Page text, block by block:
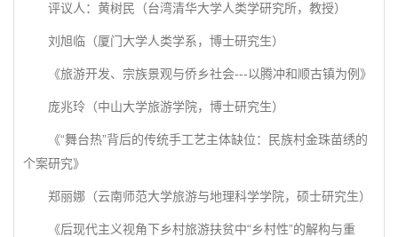
评议人：黄树民（台湾清华大学人类学研究所，教授）
刘旭临（厦门大学人类学系，博士研究生）
《旅游开发、宗族景观与侨乡社会---以腾冲和顺古镇为例》
庞兆玲（中山大学旅游学院，博士研究生）
《“舞台热”背后的传统手工艺主体缺位：民族村金珠苗绣的
个案研究》
郑丽娜（云南师范大学旅游与地理科学学院，硕士研究生）
《后现代主义视角下乡村旅游扶贫中“乡村性”的解构与重